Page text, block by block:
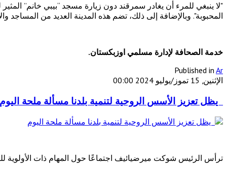
"لا ينبغي للمرء أن يغادر سمرقند دون زيارة مسجد “بيبي خانم”
المحبوبة". وبالإضافة إلى ذلك، تضم هذه المدينة العديد من المساجد
خدمة الصحافة لإدارة مسلمي اوزبكستان.
Published in Ar
الإثنين, 15 تموز/يوليو 2024 00:00
يظل تعزيز الأسس الروحية لتنمية بلدنا مسألة ملحة اليوم
ترأس الرئيس شوكت ميرضيائيف اجتماعًا حول المهام ذات الأولوية